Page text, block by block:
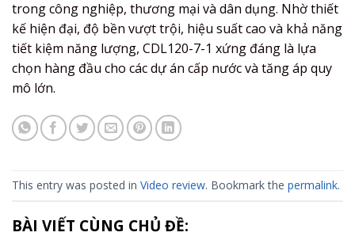
trong công nghiệp, thương mại và dân dụng. Nhờ thiết
kế hiện đại, độ bền vượt trội, hiệu suất cao và khả năng
tiết kiệm năng lượng, CDL120-7-1 xứng đáng là lựa
chọn hàng đầu cho các dự án cấp nước và tăng áp quy
mô lớn.
This entry was posted in Video review. Bookmark the permalink.
BÀI VIẾT CÙNG CHỦ ĐỀ: